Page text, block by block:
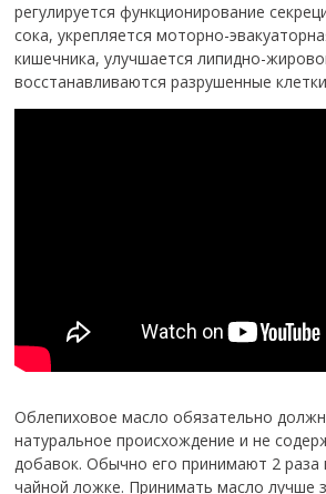
регулируется функционирование
сока, укрепляется моторно-
кишечника, улучшается липидно-
восстанавливаются разрушенные
Облепиховое масло обязательно
натуральное происхождение и не
добавок. Обычно его принимают 2 раза
чайной ложке. Принимать масло лучше